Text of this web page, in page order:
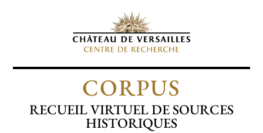
CORPUS
RECUEIL VIRTUEL DE SOURCES
HISTORIQUES